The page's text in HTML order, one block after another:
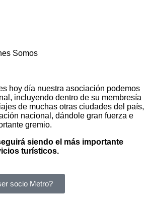
Somos
hoy día nuestra asociación podemos
incluyendo dentro de su membresía
de muchas otras ciudades del país,
nacional, dándole gran fuerza e
gremio.
siendo el más importante
turísticos.
socio Metro?